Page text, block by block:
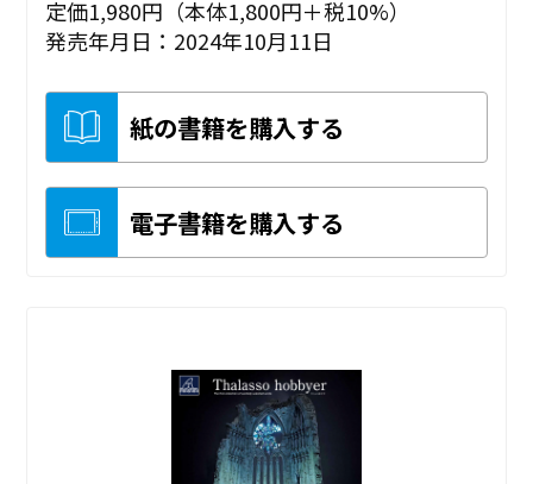
定価1,980円（本体1,800円＋税10%）
発売年月日：2024年10月11日
紙の書籍を購入する
電子書籍を購入する